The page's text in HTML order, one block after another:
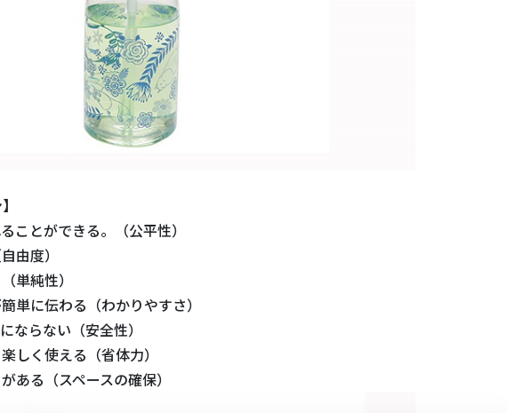
ことができる。（公平性）
由度）
単純性）
単に伝わる（わかりやすさ）
ならない（安全性）
しく使える（省体力）
ある（スペースの確保）